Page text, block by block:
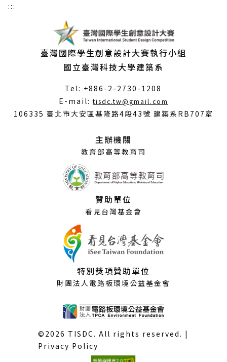
:::
臺灣國際學生創意設計大賽執行小組
國立臺灣科技大學建築系
Tel: +886-2-2730-1208
E-mail:tisdc.tw@gmail.com
開
106335 臺北市大安區基隆路4段43號 建築系RB707室
主辦機關
教育部高等教育司
贊助單位
看見台灣基金會
特別獎項贊助單位
財團法人電路板環境公益基金會
©2026 TISDC. All rights reserved. |
Privacy Policy